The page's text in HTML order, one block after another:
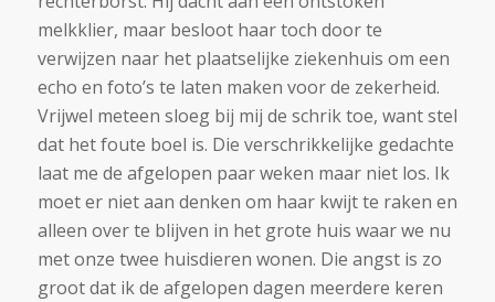
melkklier, maar besloot haar toch door te
verwijzen naar het plaatselijke ziekenhuis om een
echo en foto’s te laten maken voor de zekerheid.
Vrijwel meteen sloeg bij mij de schrik toe, want stel
dat het foute boel is. Die verschrikkelijke gedachte
laat me de afgelopen paar weken maar niet los. Ik
moet er niet aan denken om haar kwijt te raken en
alleen over te blijven in het grote huis waar we nu
met onze twee huisdieren wonen. Die angst is zo
groot dat ik de afgelopen dagen meerdere keren